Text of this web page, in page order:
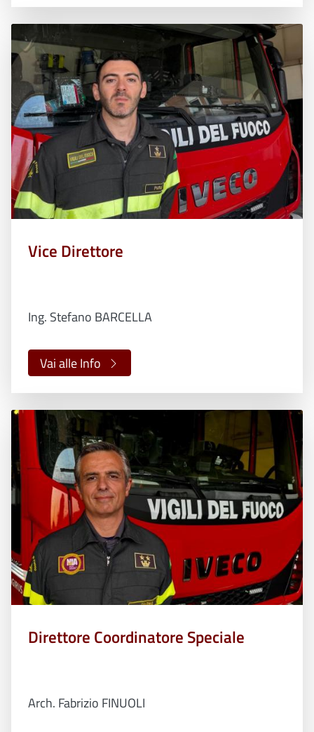
Vice Direttore
Ing. Stefano BARCELLA
Vai alle Info
Direttore Coordinatore Speciale
Arch. Fabrizio FINUOLI